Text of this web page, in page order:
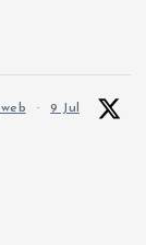
· 9 Jul